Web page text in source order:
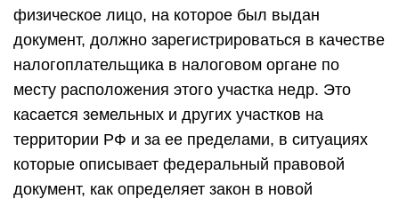
физическое лицо, на которое был выдан
документ, должно зарегистрироваться в качестве
налогоплательщика в налоговом органе по
месту расположения этого участка недр. Это
касается земельных и других участков на
территории РФ и за ее пределами, в ситуациях
которые описывает федеральный правовой
документ, как определяет закон в новой